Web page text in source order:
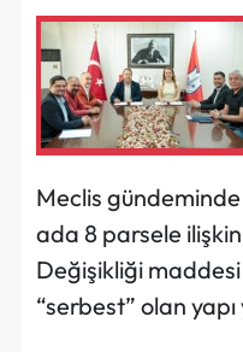
Meclis
ada 8 parsele
Değişikliği
“serbest” olan yapı